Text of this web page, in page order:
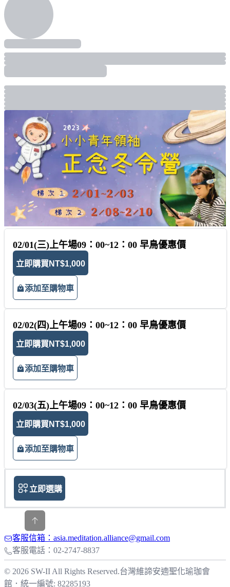
02/01(三)上午場09：00~12：00 早鳥優惠價
立即購買 NT$1,000
添加至購物車
02/02(四)上午場09：00~12：00 早鳥優惠價
立即購買 NT$1,000
添加至購物車
02/03(五)上午場09：00~12：00 早鳥優惠價
立即購買 NT$1,000
添加至購物車
立即選購
客服信箱：asia.meditation.alliance@gmail.com
客服電話：02-2747-8837
© 2026 SW-II All Rights Reserved.台灣維諦安遖聖化瑜珈會
館 ． 統一編號: 82285193